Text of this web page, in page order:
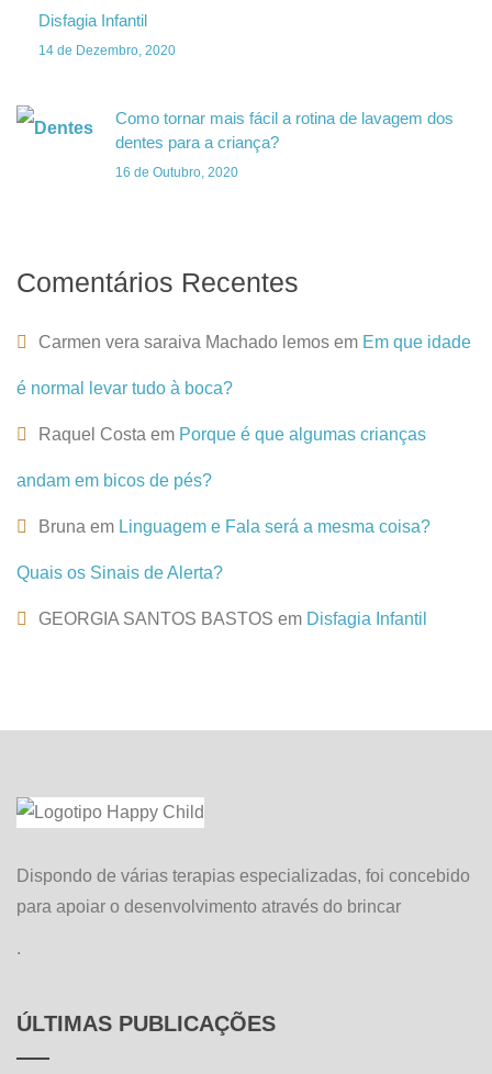
Disfagia Infantil
14 de Dezembro, 2020
Como tornar mais fácil a rotina de lavagem dos
dentes para a criança?
16 de Outubro, 2020
Comentários Recentes
Carmen vera saraiva Machado lemos em Em que idade
é normal levar tudo à boca?
Raquel Costa em Porque é que algumas crianças
andam em bicos de pés?
Bruna em Linguagem e Fala será a mesma coisa?
Quais os Sinais de Alerta?
GEORGIA SANTOS BASTOS em Disfagia Infantil
Dispondo de várias terapias especializadas, foi concebido
para apoiar o desenvolvimento através do brincar
.
ÚLTIMAS PUBLICAÇÕES